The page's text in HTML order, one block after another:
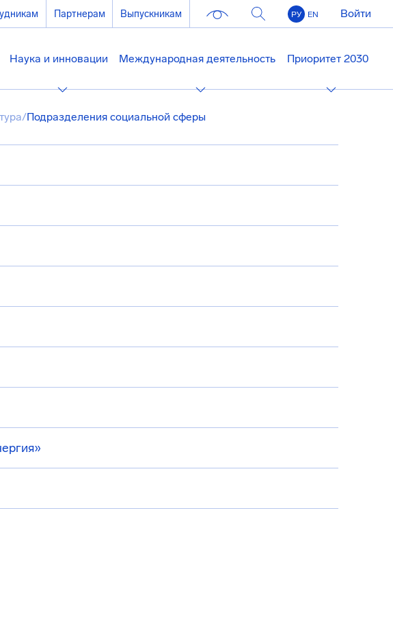
Партнерам Выпускникам РУ EN Войти
Наука и инновации Международная деятельность Приоритет 2030
/Подразделения социальной сферы